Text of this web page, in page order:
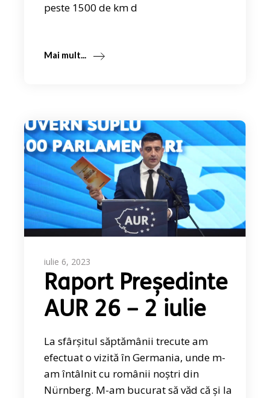
peste 1500 de km d
Mai mult...
iulie 6, 2023
Raport Președinte
AUR 26 – 2 iulie
La sfârșitul săptămânii trecute am
efectuat o vizită în Germania, unde m-
am întâlnit cu românii noștri din
Nürnberg. M-am bucurat să văd că și la